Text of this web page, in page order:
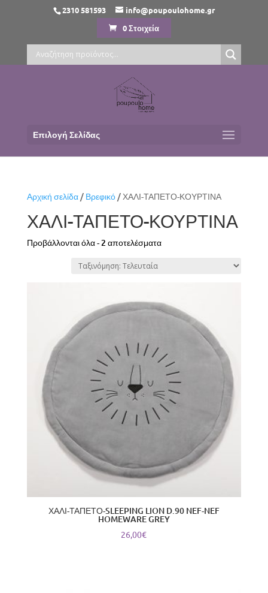
2310 581593
info@poupoulohome.gr
0 Στοιχεία
Επιλογή Σελίδας
Αρχική σελίδα/ Βρεφικό/ ΧΑΛΙ-ΤΑΠΕΤΟ-ΚΟΥΡΤΙΝΑ
ΧΑΛΙ-ΤΑΠΕΤΟ-ΚΟΥΡΤΙΝΑ
Προβάλλονται όλα - 2 αποτελέσματαSorted
ΧΑΛΙ-ΤΑΠΕΤΟ-SLEEPING LION D.90 NEF-NEF
HOMEWARE GREY
26,00€